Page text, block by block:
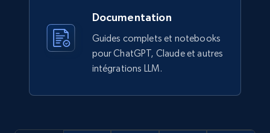
912+ 88+ Buy Now
Ozon.ru products
Documentation
Guides complets et notebooks
pour ChatGPT, Claude et autres
intégrations LLM.